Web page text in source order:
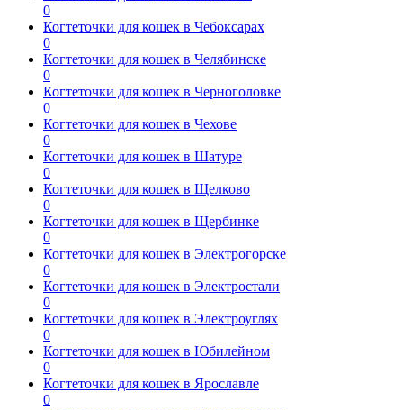
0
Когтеточки для кошек в Чебоксарах
0
Когтеточки для кошек в Челябинске
0
Когтеточки для кошек в Черноголовке
0
Когтеточки для кошек в Чехове
0
Когтеточки для кошек в Шатуре
0
Когтеточки для кошек в Щелково
0
Когтеточки для кошек в Щербинке
0
Когтеточки для кошек в Электрогорске
0
Когтеточки для кошек в Электростали
0
Когтеточки для кошек в Электроуглях
0
Когтеточки для кошек в Юбилейном
0
Когтеточки для кошек в Ярославле
0